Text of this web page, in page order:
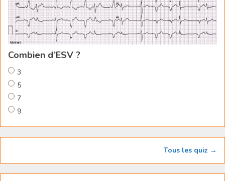
Combien d’ESV ?
3
5
7
9
Tous les quiz →